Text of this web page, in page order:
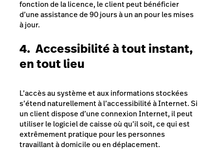
fonction de la licence, le client peut bénéficier
d’une assistance de 90 jours à un an pour les mises
à jour.
4. Accessibilité à tout instant,
en tout lieu
L’accès au système et aux informations stockées
s’étend naturellement à l’accessibilité à Internet. Si
un client dispose d’une connexion Internet, il peut
utiliser le logiciel de caisse où qu’il soit, ce qui est
extrêmement pratique pour les personnes
travaillant à domicile ou en déplacement.